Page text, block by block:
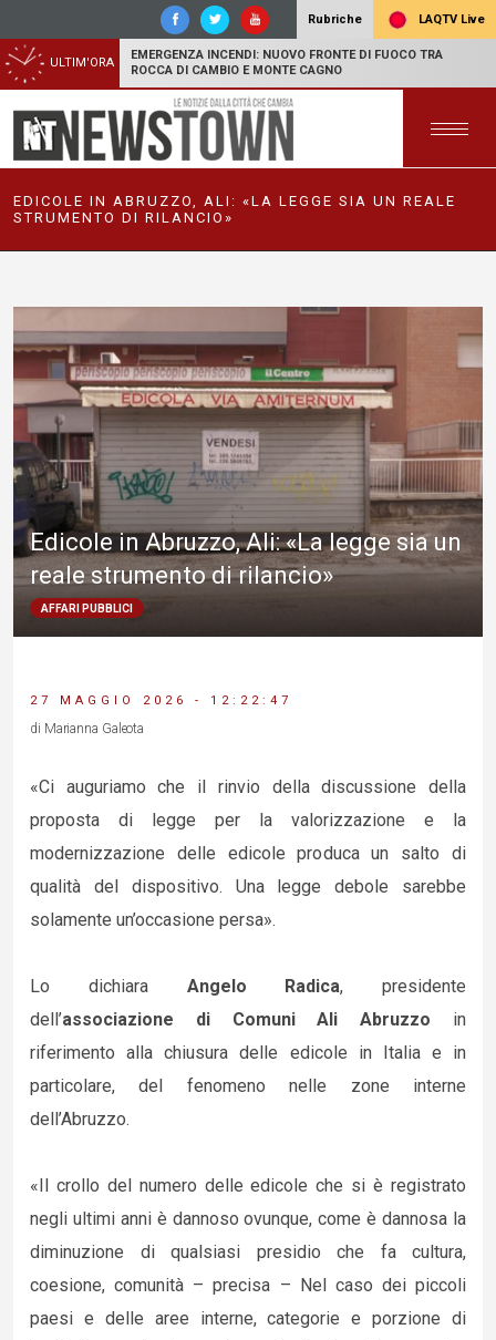
Rubriche LAQTV Live
ULTIM'ORA
EMERGENZA INCENDI: NUOVO FRONTE DI FUOCO TRA
ROCCA DI CAMBIO E MONTE CAGNO
EDICOLE IN ABRUZZO, ALI: «LA LEGGE SIA UN REALE
STRUMENTO DI RILANCIO»
Edicole in Abruzzo, Ali: «La legge sia un
reale strumento di rilancio»
AFFARI PUBBLICI
27 MAGGIO 2026 - 12:22:47
di Marianna Galeota
«Ci auguriamo che il rinvio della discussione della
proposta di legge per la valorizzazione e la
modernizzazione delle edicole produca un salto di
qualità del dispositivo. Una legge debole sarebbe
solamente un’occasione persa».
Lo dichiara Angelo Radica, presidente
dell’associazione di Comuni Ali Abruzzo in
riferimento alla chiusura delle edicole in Italia e in
particolare, del fenomeno nelle zone interne
dell’Abruzzo.
«Il crollo del numero delle edicole che si è registrato
negli ultimi anni è dannoso ovunque, come è dannosa la
diminuzione di qualsiasi presidio che fa cultura,
coesione, comunità – precisa – Nel caso dei piccoli
paesi e delle aree interne, categorie e porzione di